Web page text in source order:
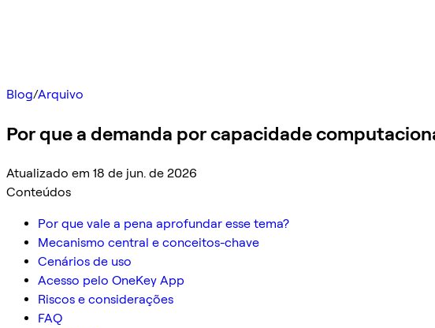
Blog/Arquivo
Por que a demanda por capacidade
Atualizado em 18 de jun. de 2026
Conteúdos
Por que vale a pena aprofundar esse tema?
Mecanismo central e conceitos-chave
Cenários de uso
Acesso pelo OneKey App
Riscos e considerações
FAQ